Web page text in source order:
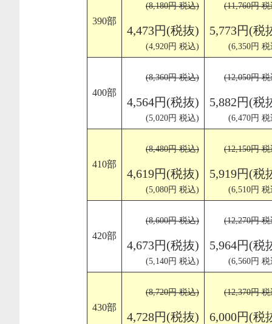
390部
(8,180円 税込)
4,473円(税抜)
(4,920円 税込)
(11,760円
5,773円(税
(6,350円
400部
(8,360円 税込)
4,564円(税抜)
(5,020円 税込)
(12,050円
5,882円(税
(6,470円
410部
(8,480円 税込)
4,619円(税抜)
(5,080円 税込)
(12,150円
5,919円(税
(6,510円
420部
(8,600円 税込)
4,673円(税抜)
(5,140円 税込)
(12,270円
5,964円(税
(6,560円
430部
(8,720円 税込)
4,728円(税抜)
(12,370円
6,000円(税